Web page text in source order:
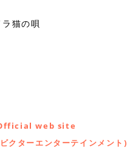
猫の唄
Official web site
クターエンターテインメント)